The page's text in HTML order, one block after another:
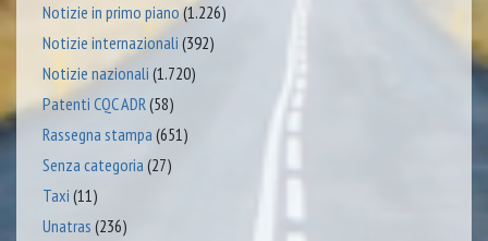
Notizie in primo piano (1.226)
Notizie internazionali (392)
Notizie nazionali (1.720)
Patenti CQC ADR(58)
Rassegna stampa (651)
Senza categoria (27)
Taxi (11)
Unatras (236)